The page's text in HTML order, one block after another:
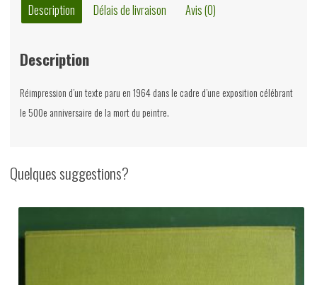
Description Délais de livraison Avis (0)
Description
Réimpression d’un texte paru en 1964 dans le cadre d’une exposition célébrant
le 500e anniversaire de la mort du peintre.
Quelques suggestions?